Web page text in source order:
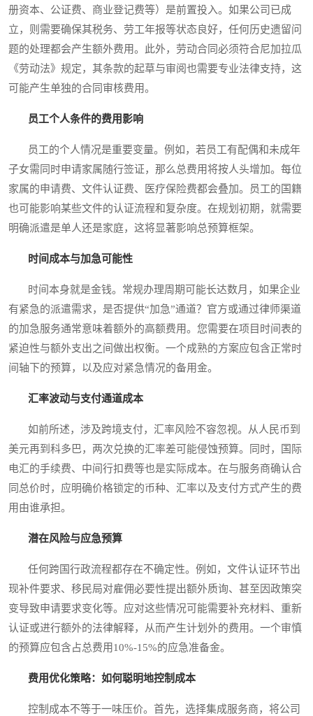
册资本、公证费、商业登记费等）是前置投入。如果公司已成
立，则需要确保其税务、劳工年报等状态良好，任何历史遗留问
题的处理都会产生额外费用。此外，劳动合同必须符合尼加拉瓜
《劳动法》规定，其条款的起草与审阅也需要专业法律支持，这
可能产生单独的合同审核费用。
员工个人条件的费用影响
员工的个人情况是重要变量。例如，若员工有配偶和未成年
子女需同时申请家属随行签证，那么总费用将按人头增加。每位
家属的申请费、文件认证费、医疗保险费都会叠加。员工的国籍
也可能影响某些文件的认证流程和复杂度。在规划初期，就需要
明确派遣是单人还是家庭，这将显著影响总预算框架。
时间成本与加急可能性
时间本身就是金钱。常规办理周期可能长达数月，如果企业
有紧急的派遣需求，是否提供“加急”通道？官方或通过律师渠道
的加急服务通常意味着额外的高额费用。您需要在项目时间表的
紧迫性与额外支出之间做出权衡。一个成熟的方案应包含正常时
间轴下的预算，以及应对紧急情况的备用金。
汇率波动与支付通道成本
如前所述，涉及跨境支付，汇率风险不容忽视。从人民币到
美元再到科多巴，两次兑换的汇率差可能侵蚀预算。同时，国际
电汇的手续费、中间行扣费等也是实际成本。在与服务商确认合
同总价时，应明确价格锁定的币种、汇率以及支付方式产生的费
用由谁承担。
潜在风险与应急预算
任何跨国行政流程都存在不确定性。例如，文件认证环节出
现补件要求、移民局对雇佣必要性提出额外质询、甚至因政策突
变导致申请要求变化等。应对这些情况可能需要补充材料、重新
认证或进行额外的法律解释，从而产生计划外的费用。一个审慎
的预算应包含占总费用10%-15%的应急准备金。
费用优化策略：如何聪明地控制成本
控制成本不等于一味压价。首先，选择集成服务商，将公司